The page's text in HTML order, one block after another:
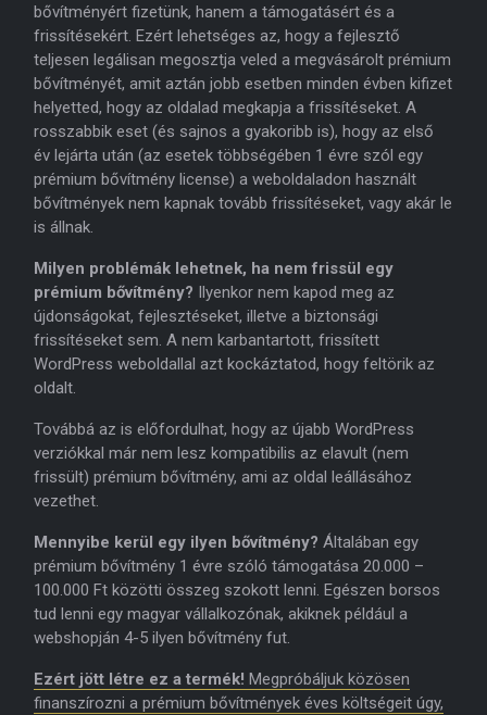
bővítményért fizetünk, hanem a támogatásért és a
frissítésekért. Ezért lehetséges az, hogy a fejlesztő
teljesen legálisan megosztja veled a megvásárolt prémium
bővítményét, amit aztán jobb esetben minden évben kifizet
helyetted, hogy az oldalad megkapja a frissítéseket. A
rosszabbik eset (és sajnos a gyakoribb is), hogy az első
év lejárta után (az esetek többségében 1 évre szól egy
prémium bővítmény license) a weboldaladon használt
bővítmények nem kapnak tovább frissítéseket, vagy akár le
is állnak.
Milyen problémák lehetnek, ha nem frissül egy
prémium bővítmény?
Ilyenkor nem kapod meg az
újdonságokat, fejlesztéseket, illetve a biztonsági
frissítéseket sem. A nem karbantartott, frissített
WordPress weboldallal azt kockáztatod, hogy feltörik az
oldalt.
Továbbá az is előfordulhat, hogy az újabb WordPress
verziókkal már nem lesz kompatibilis az elavult (nem
frissült) prémium bővítmény, ami az oldal leállásához
vezethet.
Mennyibe kerül egy ilyen bővítmény? Általában egy
prémium bővítmény 1 évre szóló támogatása 20.000 –
100.000 Ft közötti összeg szokott lenni. Egészen borsos
tud lenni egy magyar vállalkozónak, akiknek például a
webshopján 4-5 ilyen bővítmény fut.
Ezért jött létre ez a termék! Megpróbáljuk közösen
finanszírozni a prémium bővítmények éves költségeit úgy,